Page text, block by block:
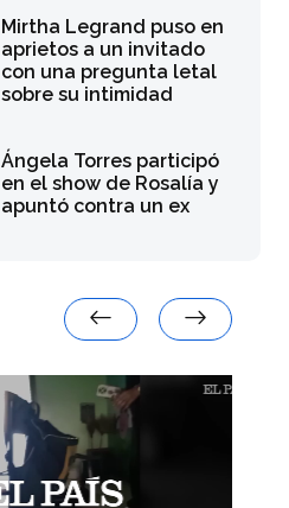
Mirtha Legrand puso en
aprietos a un invitado
con una pregunta letal
sobre su intimidad
Ángela Torres participó
en el show de Rosalía y
apuntó contra un ex